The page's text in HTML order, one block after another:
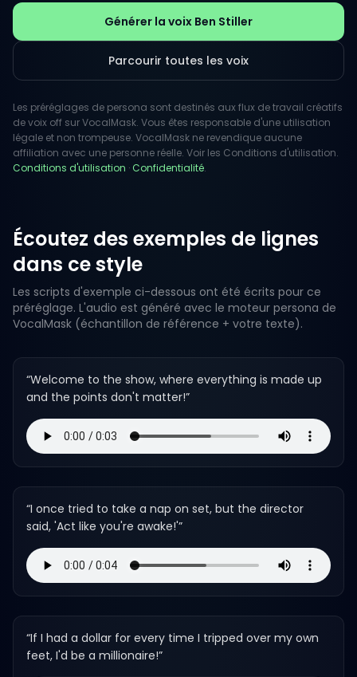
publicités, les personnages animés et les sketches
comiques. En exploitant son esprit ludique, cette voix
AI offre aux utilisateurs la possibilité d'améliorer leurs
projets avec un ton engageant et divertissant,
parfait pour des récits légers et des histoires
amusantes.
Générer la voix Ben Stiller
Parcourir toutes les voix
Les préréglages de persona sont destinés aux flux de travail créatifs
de voix off sur VocalMask. Vous êtes responsable d'une utilisation
légale et non trompeuse. VocalMask ne revendique aucune
affiliation avec une personne réelle. Voir les Conditions d'utilisation.
Conditions d'utilisation ·Confidentialité.
Écoutez des exemples de lignes
dans ce style
Les scripts d'exemple ci-dessous ont été écrits pour ce
préréglage. L'audio est généré avec le moteur persona de
VocalMask (échantillon de référence + votre texte).
“Welcome to the show, where everything is made up
and the points don't matter!”
“I once tried to take a nap on set, but the director
said, 'Act like you're awake!'”
“If I had a dollar for every time I tripped over my own
feet, I'd be a millionaire!”